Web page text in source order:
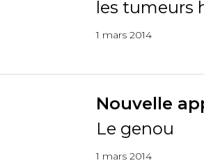
les tumeurs
1 mars 2014
Nouvelle
Le genou
1 mars 2014